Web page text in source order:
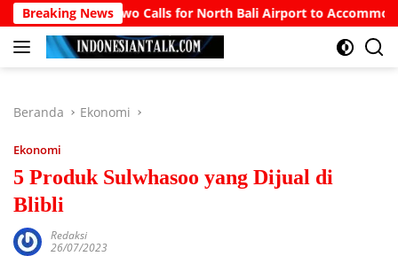
Langsung
ke
konten
Breaking News
Prabowo Calls for North Bali Airport to Accommodate
Beranda Ekonomi
Ekonomi
5 Produk Sulwhasoo yang Dijual di
Blibli
Redaksi
26/07/2023